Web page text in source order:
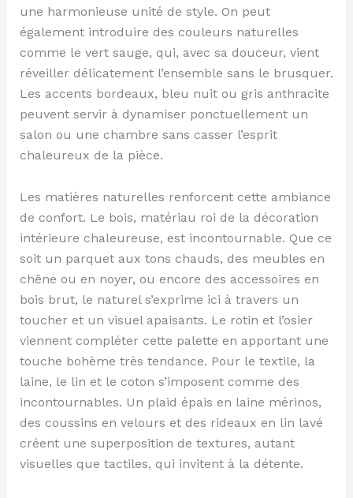
une harmonieuse unité de style. On peut
également introduire des couleurs naturelles
comme le vert sauge, qui, avec sa douceur, vient
réveiller délicatement l’ensemble sans le brusquer.
Les accents bordeaux, bleu nuit ou gris anthracite
peuvent servir à dynamiser ponctuellement un
salon ou une chambre sans casser l’esprit
chaleureux de la pièce.
Les matières naturelles renforcent cette ambiance
de confort. Le bois, matériau roi de la décoration
intérieure chaleureuse, est incontournable. Que ce
soit un parquet aux tons chauds, des meubles en
chêne ou en noyer, ou encore des accessoires en
bois brut, le naturel s’exprime ici à travers un
toucher et un visuel apaisants. Le rotin et l’osier
viennent compléter cette palette en apportant une
touche bohème très tendance. Pour le textile, la
laine, le lin et le coton s’imposent comme des
incontournables. Un plaid épais en laine mérinos,
des coussins en velours et des rideaux en lin lavé
créent une superposition de textures, autant
visuelles que tactiles, qui invitent à la détente.